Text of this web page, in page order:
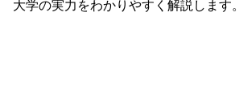
大学の実力をわかりやすく解説します。